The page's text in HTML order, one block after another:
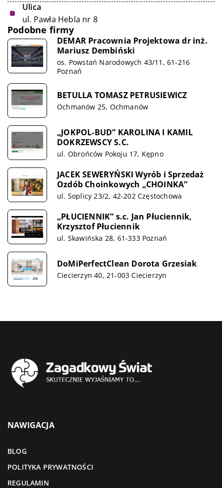
Ulica
ul. Pawła Hebla nr 8
Podobne firmy
DEMAR Pracownia Projektowa dr inż.
Mariusz Dembiński
os. Powstań Narodowych 43/11, 61-216
Poznań
BETULLA TOMASZ PETRUSIEWICZ
Ochmanów 25, Ochmanów
„JOKPOL-BUD” KAROLINA I KAMIL
DOKRZEWSCY S.C.
ul. Obrońców Pokoju 17, Kępno
JACEK SEWERYŃSKI Wyrób i Sprzedaż
Ozdób Choinkowych „CHOINKA”
ul. Soplicy 23/2, 42-202 Częstochowa
„PŁUCIENNIK” s.c. Jan Płuciennik,
Krzysztof Płuciennik
ul. Skawińska 28, 61-333 Poznań
DoMiPerfectClean Dorota Grzesiak
Ciecierzyn 40, 21-003 Ciecierzyn
NAWIGACJA
BLOG
POLITYKA PRYWATNOŚCI
REGULAMIN